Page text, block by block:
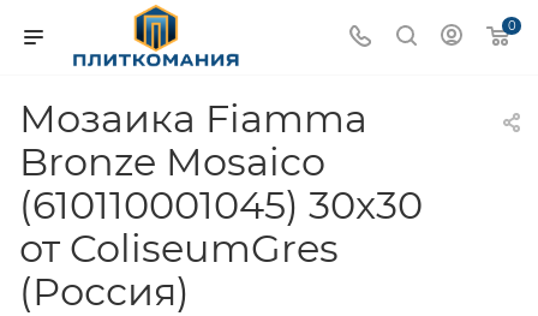
0
Мозаика Fiamma
Bronze Mosaico
(610110001045) 30x30
от ColiseumGres
(Россия)